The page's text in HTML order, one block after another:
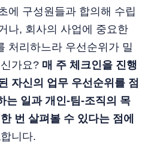
에 구성원들과 합의해 수립
나, 회사의 사업에 중요한
처리하느라 우선순위가 밀
가요? 매 주 체크인을 진행
자신의 업무 우선순위를 점
는 일과 개인-팀-조직의 목
번 살펴볼 수 있다는 점에
합니다.